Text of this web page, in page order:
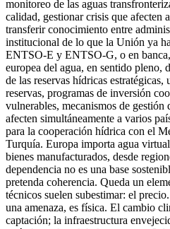
monitoreo de las aguas
calidad, gestionar crisis que afecten
transferir conocimiento entre
institucional de lo que la Unión ya
ENTSO-E y ENTSO-G, o en
europea del agua, en sentido pleno,
de las reservas hídricas
reservas, programas de inversión
vulnerables, mecanismos de gestión
afecten simultáneamente a varios
para la cooperación hídrica con el
Turquía. Europa importa agua
bienes manufacturados, desde
dependencia no es una base
pretenda coherencia. Queda un
técnicos suelen subestimar: el
una amenaza, es física. El cambio
captación; la infraestructura